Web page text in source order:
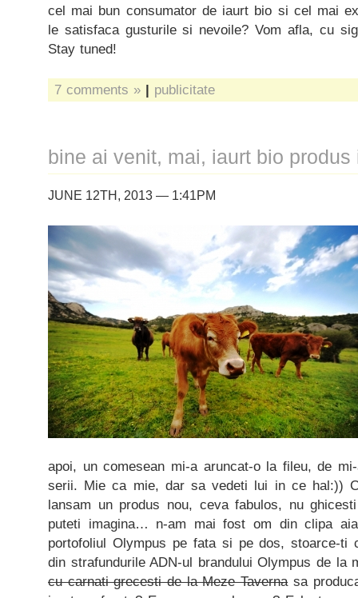
cel mai bun consumator de iaurt bio si cel mai
le satisfaca gusturile si nevoile? Vom afla, cu
Stay tuned!
7 comments » | publicitate
bine ai venit, mai, iaurt bio produs
JUNE 12TH, 2013 — 1:41PM
apoi, un comesean mi-a aruncat-o la fileu, de
serii. Mie ca mie, dar sa vedeti lui in ce hal:))
lansam un produs nou, ceva fabulos, nu
puteti imagina… n-am mai fost om din clipa
portofoliul Olympus pe fata si pe dos, stoarce-ti
din strafundurile ADN-ul brandului Olympus de la
cu carnati grecesti de la Meze Tavernasa